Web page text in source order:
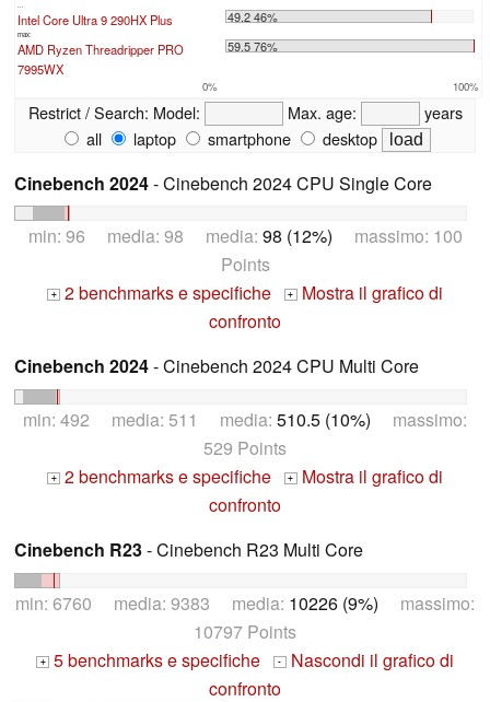
Intel Core Ultra 9 290HX Plus 49.2 46%
max:
AMD Ryzen Threadripper PRO
7995WX
59.5 76%
0% 100%
Restrict / Search: Model: Max. age:
years
all
laptop smartphone desktop
Cinebench 2024- Cinebench 2024 CPU Single Core
min: 96 media: 98 media: 98 (12%) massimo: 100
Points
+ 2 benchmarks e specifiche + Mostra il grafico di
confronto
Cinebench 2024- Cinebench 2024 CPU Multi Core
min: 492 media: 511 media: 510.5 (10%) massimo:
529 Points
+ 2 benchmarks e specifiche + Mostra il grafico di
confronto
Cinebench R23- Cinebench R23 Multi Core
min: 6760 media: 9383 media: 10226 (9%) massimo:
10797 Points
+ 5 benchmarks e specifiche - Nascondi il grafico di
confronto